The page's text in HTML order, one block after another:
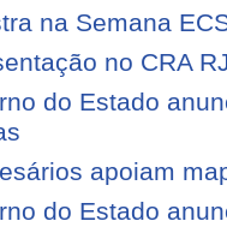
na Semana
no CRA
do Estado
apoiam
do Estado